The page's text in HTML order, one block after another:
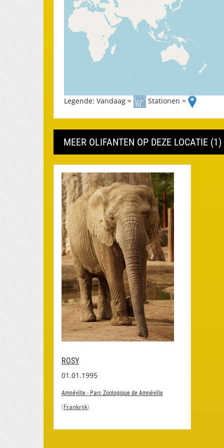
Legende: Vandaag = Stationen =
MEER OLIFANTEN OP DEZE LOCATIE (1)
ROSY
01.01.1995
Amnéville - Parc Zoologique de Amnéville
(Frankrijk)